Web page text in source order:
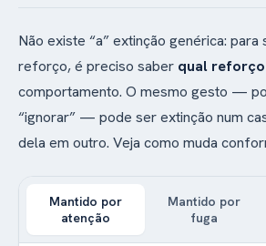
Não existe “a” extinção genérica: para
reforço, é preciso saber qual reforço
comportamento. O mesmo gesto —
“ignorar” — pode ser extinção num
dela em outro. Veja como muda
Mantido por
atenção
Mantido por
fuga